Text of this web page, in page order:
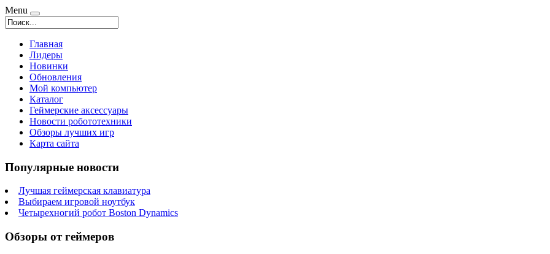
Menu
Главная
Лидеры
Новинки
Обновления
Мой компьютер
Каталог
Геймерские аксессуары
Новости робототехники
Обзоры лучших игр
Карта сайта
Популярные новости
Лучшая геймерская клавиатура
Выбираем игровой ноутбук
Четырехногий робот Boston Dynamics
Обзоры от геймеров